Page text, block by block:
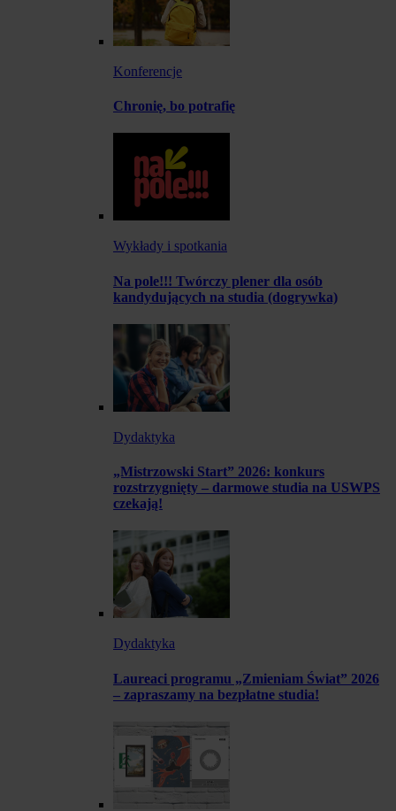
Konferencje
Chronię, bo potrafię
Wykłady i spotkania
Na pole!!! Twórczy plener dla osób
kandydujących na studia (dogrywka)
Dydaktyka
„Mistrzowski Start” 2026: konkurs
rozstrzygnięty – darmowe studia na USWPS
czekają!
Dydaktyka
Laureaci programu „Zmieniam Świat” 2026
– zapraszamy na bezpłatne studia!